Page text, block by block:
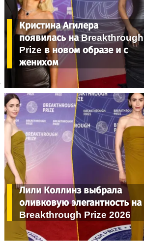
Кристина Агилера
появилась на Breakthrough
Prize в новом образе и с
женихом
Лили Коллинз выбрала
оливковую элегантность на
Breakthrough Prize 2026